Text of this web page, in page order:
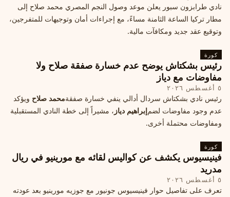
نادي طرابزون سبور يعلن موعد وصول النجم المصري محمد صلاح إلى
مطار تركيا الساعة الثامنة مساءً، مع إجراءات أمان وتوجيهات للمتفرجين،
وتوقيع عقد جديد ومكافآت مالية.
كورة
رئيس بشكتاش يوضح عدم خسارة صفقة صلاح ولا
مفاوضات مع دياز
٥ أغسطس ٢٠٢٦
رئيس نادي بشكتاش سردال أدالي ينفي خسارة صفقةمحمد صلاح ويؤكد
عدم وجود مفاوضات لضمإبراهيم دياز ، مشيراً إلى خطة النادي المستقبلية
ومفاوضات محتملة أخرى.
كورة
فينيسيوس يكشف عن كواليس لقائه مع مورينيو في ريال
مدريد
٥ أغسطس ٢٠٢٦
تعرف على تفاصيل حوار فينيسيوس جونيور مع جوزيه مورينيو بعد عودته